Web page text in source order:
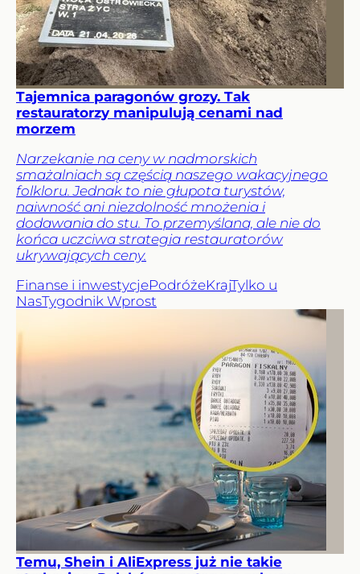
Tajemnica paragonów grozy. Tak
restauratorzy manipulują cenami nad
morzem
Narzekanie na ceny w nadmorskich
smażalniach są częścią naszego wakacyjnego
folkloru. Jednak to nie głupota turystów,
naiwność ani niezdolność mnożenia i
dodawania do stu. To przemyślana, ale nie do
końca uczciwa strategia restauratorów
ukrywających ceny.
Finanse i inwestycjePodróżeKrajTylko u
NasTygodnik Wprost
Temu, Shein i AliExpress już nie takie